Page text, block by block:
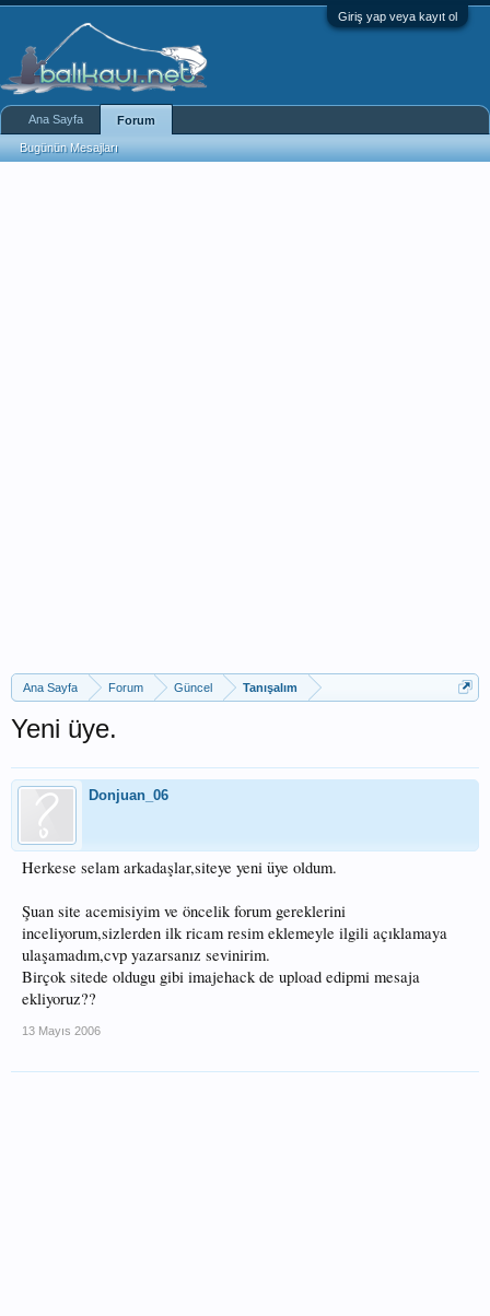
Giriş yap veya kayıt ol
Ana Sayfa Forum Güncel Tanışalım
Yeni üye.
Donjuan_06
Herkese selam arkadaşlar,siteye yeni üye oldum.
Şuan site acemisiyim ve öncelik forum gereklerini
inceliyorum,sizlerden ilk ricam resim eklemeyle ilgili açıklamaya
ulaşamadım,cvp yazarsanız sevinirim.
Birçok sitede oldugu gibi imajehack de upload edipmi mesaja
ekliyoruz??
13 Mayıs 2006
Ana Sayfa Forum
Bugünün Mesajları